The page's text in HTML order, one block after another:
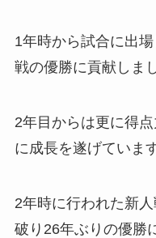
1年時から試合に出
戦の優勝に貢献しま
2年目からは更に得
に成長を遂げています
2年時に行われた新
破り26年ぶりの優勝